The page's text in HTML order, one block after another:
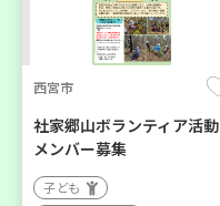
西宮市
社家郷山ボランティア活動
メンバー募集
子ども